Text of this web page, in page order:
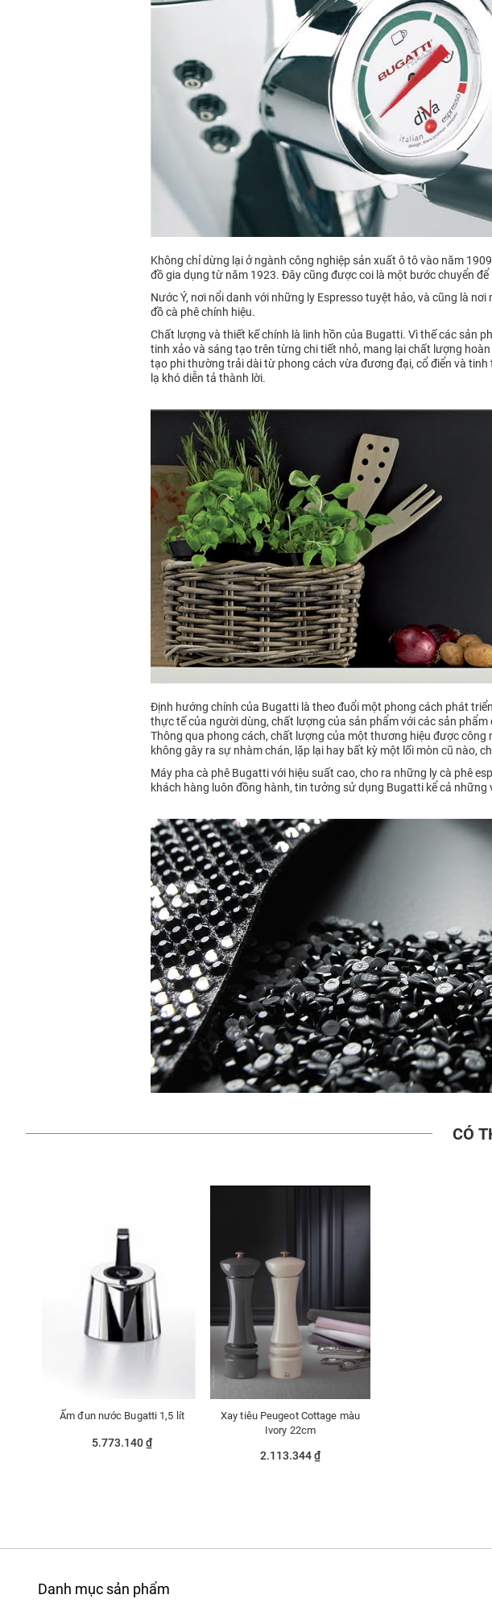
Không chỉ dừng lại ở ngành công nghiệp sản xuất ô tô vào năm
đồ gia dụng từ năm 1923. Đây cũng được coi là một bước chuyển
Nước Ý, nơi nổi danh với những ly Espresso tuyệt hảo, và cũng là
đồ cà phê chính hiệu.
Chất lượng và thiết kế chính là linh hồn của Bugatti. Vì thế các sản
tinh xảo và sáng tạo trên từng chi tiết nhỏ, mang lại chất lượng
tạo phi thường trải dài từ phong cách vừa đương đại, cổ điển và
lạ khó diễn tả thành lời.
Định hướng chính của Bugatti là theo đuổi một phong cách phát
thực tế của người dùng, chất lượng của sản phẩm với các sản
Thông qua phong cách, chất lượng của một thương hiệu được
không gây ra sự nhàm chán, lặp lại hay bất kỳ một lối mòn cũ nào,
Máy pha cà phê Bugatti với hiệu suất cao, cho ra những ly cà phê
khách hàng luôn đồng hành, tin tưởng sử dụng Bugatti kể cả những
CÓ
Ấm đun nước Bugatti 1,5 lít
5.773.140 ₫
Xay tiêu Peugeot Cottage màu
Ivory 22cm
2.113.344 ₫
Danh mục sản phẩm